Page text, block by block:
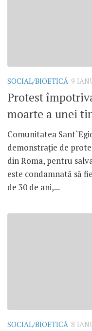
SOCIAL/BIOETICĂ 9
Protest
moarte a unei
Comunitatea
demonstraţie de
din Roma, pentru
este condamnată să
de 30 de ani,...
SOCIAL/BIOETICĂ 8